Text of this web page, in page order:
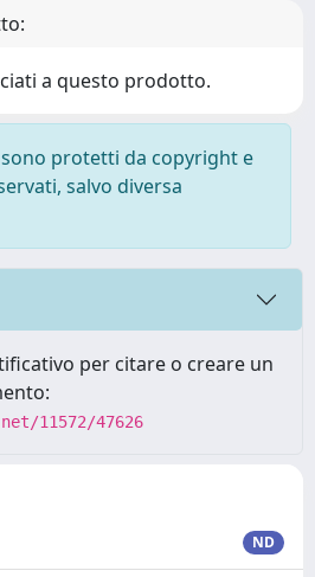
a questo prodotto.
protetti da copyright e
salvo diversa
per citare o creare un
11572/47626
ND